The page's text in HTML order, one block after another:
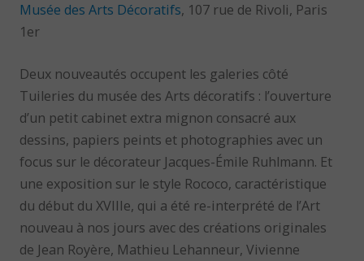
Musée des Arts Décoratifs, 107 rue de Rivoli, Paris
1er
Deux nouveautés occupent les galeries côté
Tuileries du musée des Arts décoratifs : l’ouverture
d’un petit cabinet extra mignon consacré aux
dessins, papiers peints et photographies avec un
focus sur le décorateur Jacques-Émile Ruhlmann. Et
une exposition sur le style Rococo, caractéristique
du début du XVIIIe, qui a été re-interprété de l’Art
nouveau à nos jours avec des créations originales
de Jean Royère, Mathieu Lehanneur, Vivienne